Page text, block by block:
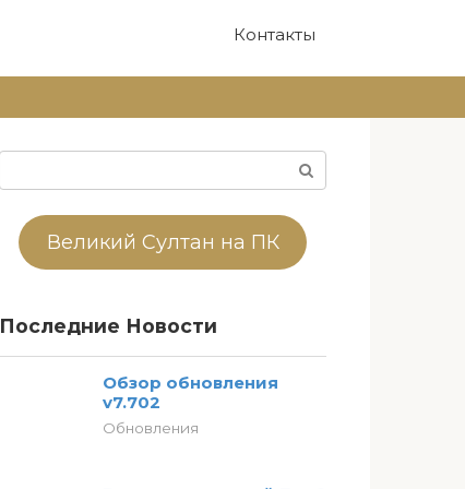
Контакты
Великий Султан на ПК
Последние Новости
Обзор обновления
v7.702
Обновления